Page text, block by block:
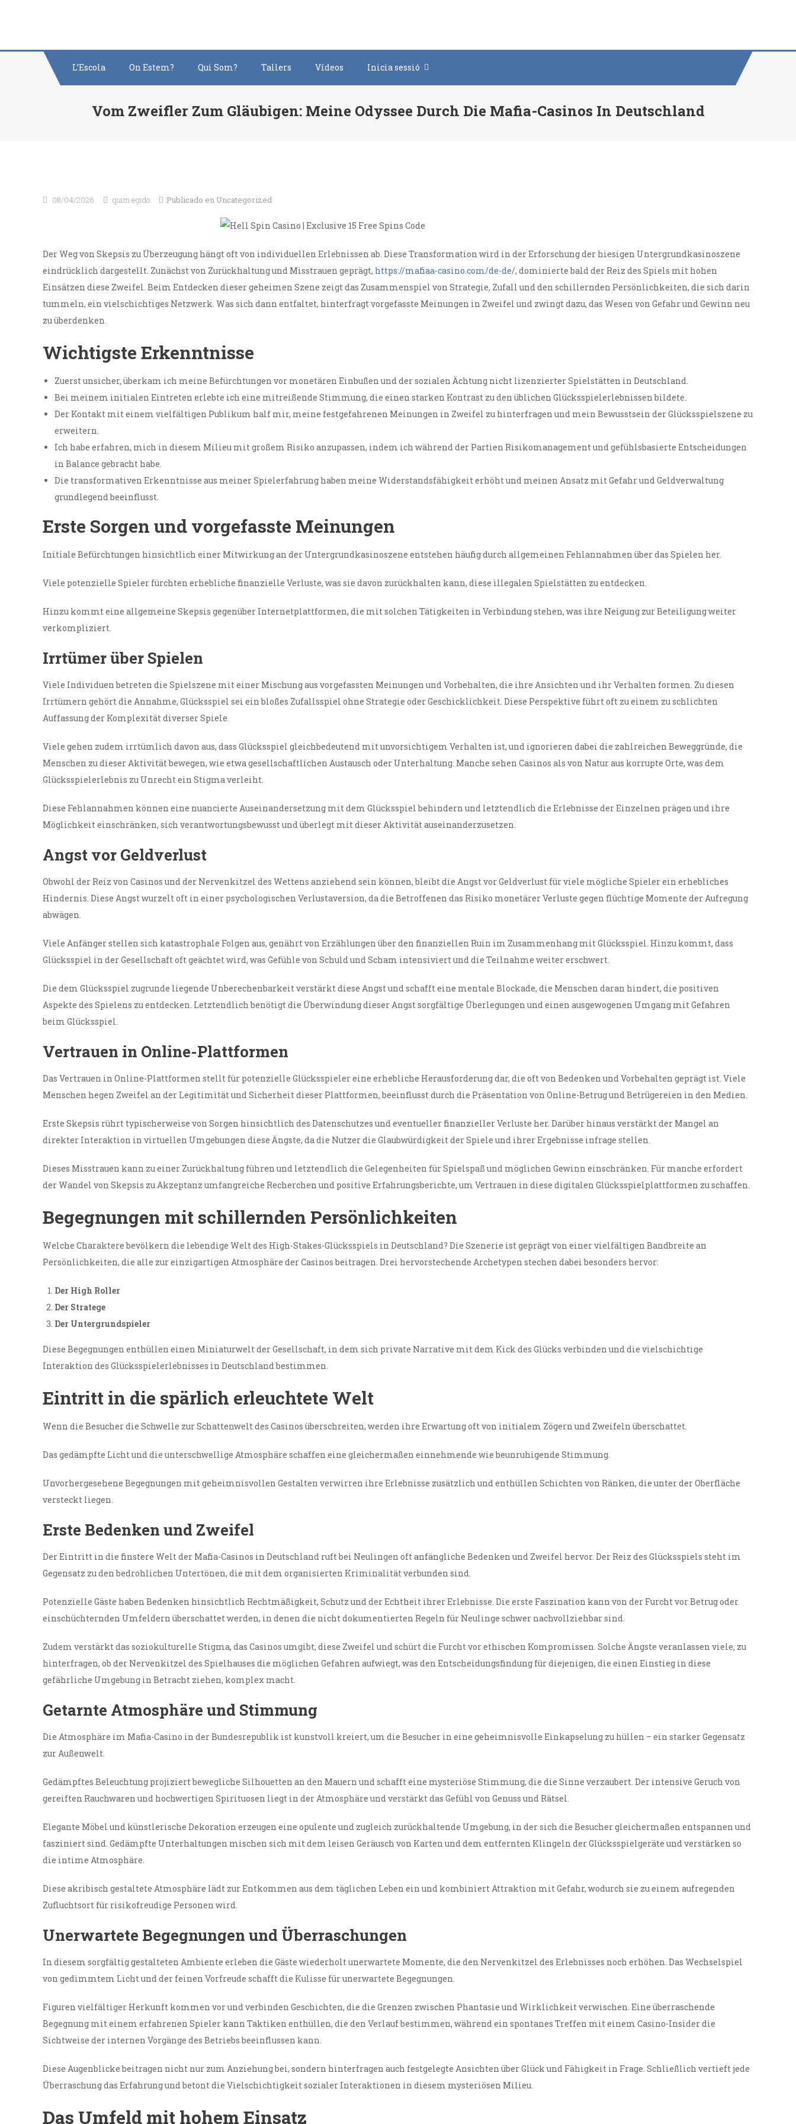
L’Escola On Estem? Qui Som? Tallers Vídeos Inicia sessió
Vom Zweifler Zum Gläubigen: Meine Odyssee Durch Die Mafia-Casinos In Deutschland
08/04/2026 quim egido Publicado en Uncategorized
Der Weg von Skepsis zu Überzeugung hängt oft von individuellen Erlebnissen ab. Diese Transformation wird in der Erforschung der hiesigen Untergrundkasinoszene
eindrücklich dargestellt. Zunächst von Zurückhaltung und Misstrauen geprägt, https://mafiaa-casino.com/de-de/, dominierte bald der Reiz des Spiels mit hohen
Einsätzen diese Zweifel. Beim Entdecken dieser geheimen Szene zeigt das Zusammenspiel von Strategie, Zufall und den schillernden Persönlichkeiten, die sich darin
tummeln, ein vielschichtiges Netzwerk. Was sich dann entfaltet, hinterfragt vorgefasste Meinungen in Zweifel und zwingt dazu, das Wesen von Gefahr und Gewinn neu
zu überdenken.
Wichtigste Erkenntnisse
Zuerst unsicher, überkam ich meine Befürchtungen vor monetären Einbußen und der sozialen Ächtung nicht lizenzierter Spielstätten in Deutschland.
Bei meinem initialen Eintreten erlebte ich eine mitreißende Stimmung, die einen starken Kontrast zu den üblichen Glücksspielerlebnissen bildete.
Der Kontakt mit einem vielfältigen Publikum half mir, meine festgefahrenen Meinungen in Zweifel zu hinterfragen und mein Bewusstsein der Glücksspielszene zu
erweitern.
Ich habe erfahren, mich in diesem Milieu mit großem Risiko anzupassen, indem ich während der Partien Risikomanagement und gefühlsbasierte Entscheidungen
in Balance gebracht habe.
Die transformativen Erkenntnisse aus meiner Spielerfahrung haben meine Widerstandsfähigkeit erhöht und meinen Ansatz mit Gefahr und Geldverwaltung
grundlegend beeinflusst.
Erste Sorgen und vorgefasste Meinungen
Initiale Befürchtungen hinsichtlich einer Mitwirkung an der Untergrundkasinoszene entstehen häufig durch allgemeinen Fehlannahmen über das Spielen her.
Viele potenzielle Spieler fürchten erhebliche finanzielle Verluste, was sie davon zurückhalten kann, diese illegalen Spielstätten zu entdecken.
Hinzu kommt eine allgemeine Skepsis gegenüber Internetplattformen, die mit solchen Tätigkeiten in Verbindung stehen, was ihre Neigung zur Beteiligung weiter
verkompliziert.
Irrtümer über Spielen
Viele Individuen betreten die Spielszene mit einer Mischung aus vorgefassten Meinungen und Vorbehalten, die ihre Ansichten und ihr Verhalten formen. Zu diesen
Irrtümern gehört die Annahme, Glücksspiel sei ein bloßes Zufallsspiel ohne Strategie oder Geschicklichkeit. Diese Perspektive führt oft zu einem zu schlichten
Auffassung der Komplexität diverser Spiele.
Viele gehen zudem irrtümlich davon aus, dass Glücksspiel gleichbedeutend mit unvorsichtigem Verhalten ist, und ignorieren dabei die zahlreichen Beweggründe, die
Menschen zu dieser Aktivität bewegen, wie etwa gesellschaftlichen Austausch oder Unterhaltung. Manche sehen Casinos als von Natur aus korrupte Orte, was dem
Glücksspielerlebnis zu Unrecht ein Stigma verleiht.
Diese Fehlannahmen können eine nuancierte Auseinandersetzung mit dem Glücksspiel behindern und letztendlich die Erlebnisse der Einzelnen prägen und ihre
Möglichkeit einschränken, sich verantwortungsbewusst und überlegt mit dieser Aktivität auseinanderzusetzen.
Angst vor Geldverlust
Obwohl der Reiz von Casinos und der Nervenkitzel des Wettens anziehend sein können, bleibt die Angst vor Geldverlust für viele mögliche Spieler ein erhebliches
Hindernis. Diese Angst wurzelt oft in einer psychologischen Verlustaversion, da die Betroffenen das Risiko monetärer Verluste gegen flüchtige Momente der Aufregung
abwägen.
Viele Anfänger stellen sich katastrophale Folgen aus, genährt von Erzählungen über den finanziellen Ruin im Zusammenhang mit Glücksspiel. Hinzu kommt, dass
Glücksspiel in der Gesellschaft oft geächtet wird, was Gefühle von Schuld und Scham intensiviert und die Teilnahme weiter erschwert.
Die dem Glücksspiel zugrunde liegende Unberechenbarkeit verstärkt diese Angst und schafft eine mentale Blockade, die Menschen daran hindert, die positiven
Aspekte des Spielens zu entdecken. Letztendlich benötigt die Überwindung dieser Angst sorgfältige Überlegungen und einen ausgewogenen Umgang mit Gefahren
beim Glücksspiel.
Vertrauen in Online-Plattformen
Das Vertrauen in Online-Plattformen stellt für potenzielle Glücksspieler eine erhebliche Herausforderung dar, die oft von Bedenken und Vorbehalten geprägt ist. Viele
Menschen hegen Zweifel an der Legitimität und Sicherheit dieser Plattformen, beeinflusst durch die Präsentation von Online-Betrug und Betrügereien in den Medien.
Erste Skepsis rührt typischerweise von Sorgen hinsichtlich des Datenschutzes und eventueller finanzieller Verluste her. Darüber hinaus verstärkt der Mangel an
direkter Interaktion in virtuellen Umgebungen diese Ängste, da die Nutzer die Glaubwürdigkeit der Spiele und ihrer Ergebnisse infrage stellen.
Dieses Misstrauen kann zu einer Zurückhaltung führen und letztendlich die Gelegenheiten für Spielspaß und möglichen Gewinn einschränken. Für manche erfordert
der Wandel von Skepsis zu Akzeptanz umfangreiche Recherchen und positive Erfahrungsberichte, um Vertrauen in diese digitalen Glücksspielplattformen zu schaffen.
Begegnungen mit schillernden Persönlichkeiten
Welche Charaktere bevölkern die lebendige Welt des High-Stakes-Glücksspiels in Deutschland? Die Szenerie ist geprägt von einer vielfältigen Bandbreite an
Persönlichkeiten, die alle zur einzigartigen Atmosphäre der Casinos beitragen. Drei hervorstechende Archetypen stechen dabei besonders hervor:
Der High Roller
Der Stratege
Der Untergrundspieler
Diese Begegnungen enthüllen einen Miniaturwelt der Gesellschaft, in dem sich private Narrative mit dem Kick des Glücks verbinden und die vielschichtige
Interaktion des Glücksspielerlebnisses in Deutschland bestimmen.
Eintritt in die spärlich erleuchtete Welt
Wenn die Besucher die Schwelle zur Schattenwelt des Casinos überschreiten, werden ihre Erwartung oft von initialem Zögern und Zweifeln überschattet.
Das gedämpfte Licht und die unterschwellige Atmosphäre schaffen eine gleichermaßen einnehmende wie beunruhigende Stimmung.
Unvorhergesehene Begegnungen mit geheimnisvollen Gestalten verwirren ihre Erlebnisse zusätzlich und enthüllen Schichten von Ränken, die unter der Oberfläche
versteckt liegen.
Erste Bedenken und Zweifel
Der Eintritt in die finstere Welt der Mafia-Casinos in Deutschland ruft bei Neulingen oft anfängliche Bedenken und Zweifel hervor. Der Reiz des Glücksspiels steht im
Gegensatz zu den bedrohlichen Untertönen, die mit dem organisierten Kriminalität verbunden sind.
Potenzielle Gäste haben Bedenken hinsichtlich Rechtmäßigkeit, Schutz und der Echtheit ihrer Erlebnisse. Die erste Faszination kann von der Furcht vor Betrug oder
einschüchternden Umfeldern überschattet werden, in denen die nicht dokumentierten Regeln für Neulinge schwer nachvollziehbar sind.
Zudem verstärkt das soziokulturelle Stigma, das Casinos umgibt, diese Zweifel und schürt die Furcht vor ethischen Kompromissen. Solche Ängste veranlassen viele, zu
hinterfragen, ob der Nervenkitzel des Spielhauses die möglichen Gefahren aufwiegt, was den Entscheidungsfindung für diejenigen, die einen Einstieg in diese
gefährliche Umgebung in Betracht ziehen, komplex macht.
Getarnte Atmosphäre und Stimmung
Die Atmosphäre im Mafia-Casino in der Bundesrepublik ist kunstvoll kreiert, um die Besucher in eine geheimnisvolle Einkapselung zu hüllen – ein starker Gegensatz
zur Außenwelt.
Gedämpftes Beleuchtung projiziert bewegliche Silhouetten an den Mauern und schafft eine mysteriöse Stimmung, die die Sinne verzaubert. Der intensive Geruch von
gereiften Rauchwaren und hochwertigen Spirituosen liegt in der Atmosphäre und verstärkt das Gefühl von Genuss und Rätsel.
Elegante Möbel und künstlerische Dekoration erzeugen eine opulente und zugleich zurückhaltende Umgebung, in der sich die Besucher gleichermaßen entspannen und
fasziniert sind. Gedämpfte Unterhaltungen mischen sich mit dem leisen Geräusch von Karten und dem entfernten Klingeln der Glücksspielgeräte und verstärken so
die intime Atmosphäre.
Diese akribisch gestaltete Atmosphäre lädt zur Entkommen aus dem täglichen Leben ein und kombiniert Attraktion mit Gefahr, wodurch sie zu einem aufregenden
Zufluchtsort für risikofreudige Personen wird.
Unerwartete Begegnungen und Überraschungen
In diesem sorgfältig gestalteten Ambiente erleben die Gäste wiederholt unerwartete Momente, die den Nervenkitzel des Erlebnisses noch erhöhen. Das Wechselspiel
von gedimmtem Licht und der feinen Vorfreude schafft die Kulisse für unerwartete Begegnungen.
Figuren vielfältiger Herkunft kommen vor und verbinden Geschichten, die die Grenzen zwischen Phantasie und Wirklichkeit verwischen. Eine überraschende
Begegnung mit einem erfahrenen Spieler kann Taktiken enthüllen, die den Verlauf bestimmen, während ein spontanes Treffen mit einem Casino-Insider die
Sichtweise der internen Vorgänge des Betriebs beeinflussen kann.
Diese Augenblicke beitragen nicht nur zum Anziehung bei, sondern hinterfragen auch festgelegte Ansichten über Glück und Fähigkeit in Frage. Schließlich vertieft jede
Überraschung das Erfahrung und betont die Vielschichtigkeit sozialer Interaktionen in diesem mysteriösen Milieu.
Das Umfeld mit hohem Einsatz